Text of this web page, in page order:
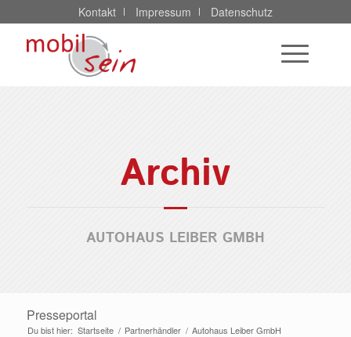
Kontakt Impressum Datenschutz
Archiv
AUTOHAUS LEIBER GMBH
Presseportal
Du bist hier: Startseite / Partnerhändler / Autohaus Leiber GmbH